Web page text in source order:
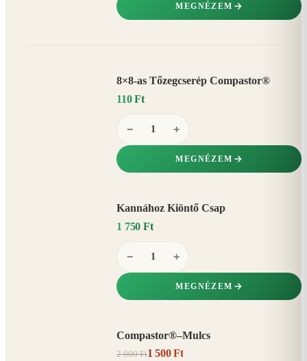
MEGNÉZEM
8×8-as Tőzegcserép Compastor®
110 Ft
− +
MEGNÉZEM
Kannához Kiöntő Csap
1 750 Ft
− +
MEGNÉZEM
Compastor®–Mulcs
2 000 Ft1 500 Ft